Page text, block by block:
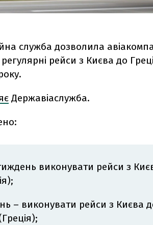
служба дозволила
рейси з Києва до
Державіаслужба.
виконувати рейси з
– виконувати рейси з Києва